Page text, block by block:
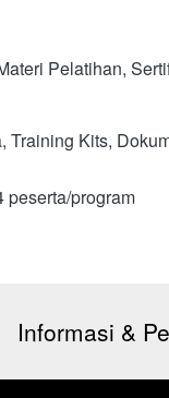
Pelatihan,
peserta/program
Informasi &